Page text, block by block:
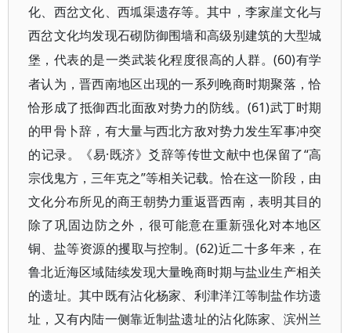
化、西岔文化、西坬渠遗存等。其中，李家崖文化与
西岔文化均发现石砌防御围墙和高级别建筑的大型城
堡，代表的是一类武装化程度很高的人群。(60)有学
者认为，晋西南地区出现的一系列晚商时期聚落，恰
恰形成了抵御西北面敌对势力的防线。(61)武丁时期
的甲骨卜辞，有大量与西北方敌对势力发生军事冲突
的记录。《易·既济》爻辞等传世文献中也保留了“高
宗伐鬼方，三年克之”等相关记载。恰在这一阶段，由
文化分布所见的商王朝势力重返晋西南，表明其目的
除了巩固边防之外，很可能意在重新强化对本地区
铜、盐等资源的攫取与控制。(62)近二十多年来，在
鲁北近海区域陆续发现大量晚商时期与盐业生产相关
的遗址。其中既有沾化杨家、利津洋江等制盐作坊遗
址，又有内陆一侧靠近制盐遗址的沾化陈家、滨州兰